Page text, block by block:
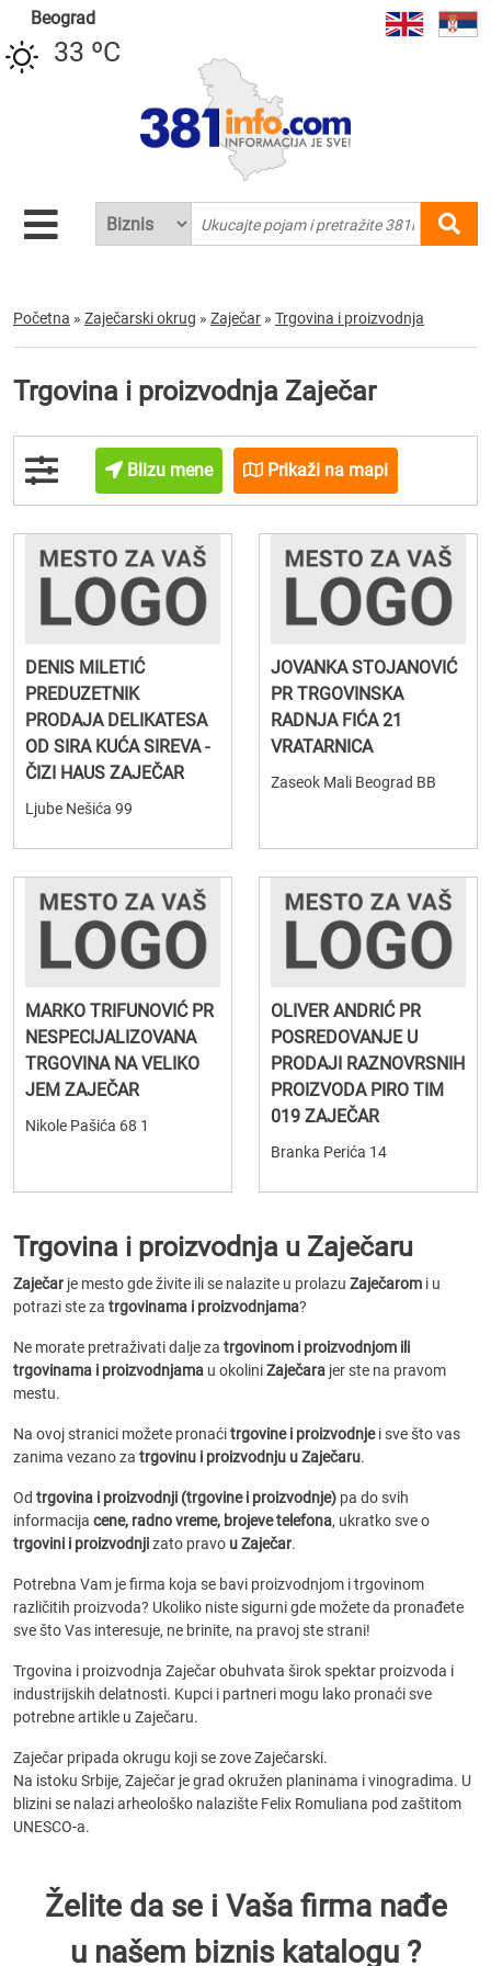
Beograd
33 ºC
Početna » Zaječarski okrug » Zaječar » Trgovina i proizvodnja
Trgovina i proizvodnja Zaječar
Blizu mene Prikaži na mapi
DENIS MILETIĆ
PREDUZETNIK
PRODAJA DELIKATESA
OD SIRA KUĆA SIREVA -
ČIZI HAUS ZAJEČAR
Ljube Nešića 99
JOVANKA STOJANOVIĆ
PR TRGOVINSKA
RADNJA FIĆA 21
VRATARNICA
Zaseok Mali Beograd BB
MARKO TRIFUNOVIĆ PR
NESPECIJALIZOVANA
TRGOVINA NA VELIKO
JEM ZAJEČAR
Nikole Pašića 68 1
OLIVER ANDRIĆ PR
POSREDOVANJE U
PRODAJI RAZNOVRSNIH
PROIZVODA PIRO TIM
019 ZAJEČAR
Branka Perića 14
Trgovina i proizvodnja u Zaječaru
Zaječar je mesto gde živite ili se nalazite u prolazu Zaječarom i u
potrazi ste za trgovinama i proizvodnjama?
Ne morate pretraživati dalje za trgovinom i proizvodnjom ili
trgovinama i proizvodnjama u okoliniZaječara jer ste na pravom
mestu.
Na ovoj stranici možete pronaćitrgovine i proizvodnjei sve što vas
zanima vezano za trgovinu i proizvodnju u Zaječaru.
Od trgovina i proizvodnji (trgovine i proizvodnje) pa do svih
informacija cene, radno vreme, brojeve telefona, ukratko sve o
trgovini i proizvodnjizato pravo u Zaječar.
Potrebna Vam je firma koja se bavi proizvodnjom i trgovinom
različitih proizvoda? Ukoliko niste sigurni gde možete da pronađete
sve što Vas interesuje, ne brinite, na pravoj ste strani!
Trgovina i proizvodnja Zaječar obuhvata širok spektar proizvoda i
industrijskih delatnosti. Kupci i partneri mogu lako pronaći sve
potrebne artikle u Zaječaru.
Zaječar pripada okrugu koji se zove Zaječarski.
Na istoku Srbije, Zaječar je grad okružen planinama i vinogradima. U
blizini se nalazi arheološko nalazište Felix Romuliana pod zaštitom
UNESCO-a.
Želite da se i Vaša firma nađe
u našem biznis katalogu ?